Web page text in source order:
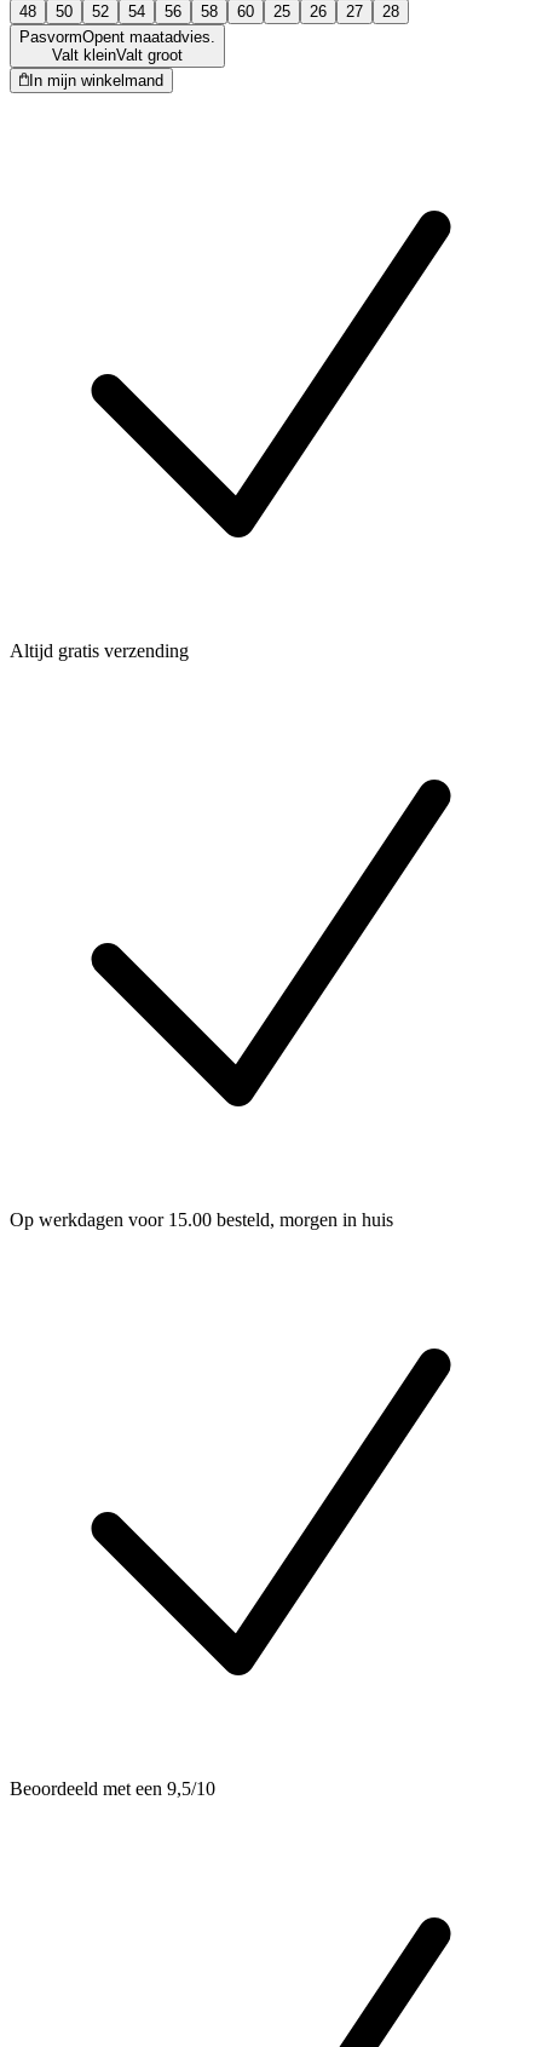
48 50 52 54 56 58 60 25 26 27
28
PasvormOpent maatadvies.
Valt kleinValt groot
In mijn winkelmand
Altijd gratis verzending
Op werkdagen voor 15.00 besteld, morgen in huis
Beoordeeld met een 9,5/10